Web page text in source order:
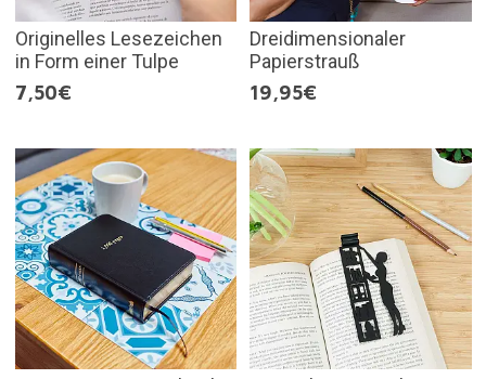
Originelles Lesezeichen
in Form einer Tulpe
7,50€
Dreidimensionaler
Papierstrauß
19,95€